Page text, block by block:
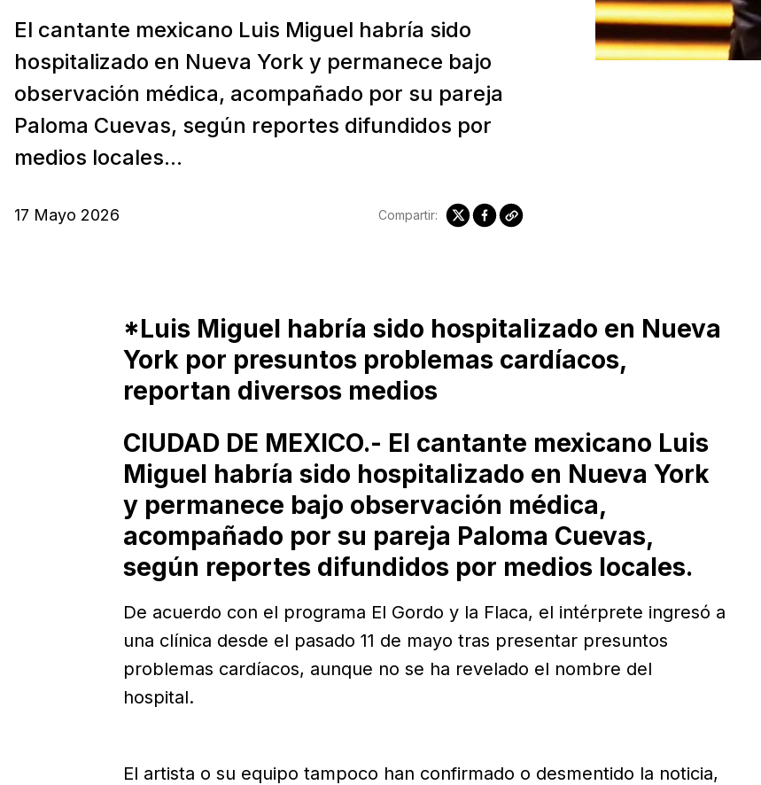
El cantante mexicano Luis Miguel habría sido
hospitalizado en Nueva York y permanece bajo
observación médica, acompañado por su pareja
Paloma Cuevas, según reportes difundidos por
medios locales...
17 Mayo 2026 Compartir:
*Luis Miguel habría sido hospitalizado en Nueva
York por presuntos problemas cardíacos,
reportan diversos medios
CIUDAD DE MEXICO.- El cantante mexicano Luis
Miguel habría sido hospitalizado en Nueva York
y permanece bajo observación médica,
acompañado por su pareja Paloma Cuevas,
según reportes difundidos por medios locales.
De acuerdo con el programa El Gordo y la Flaca, el intérprete ingresó a
una clínica desde el pasado 11 de mayo tras presentar presuntos
problemas cardíacos, aunque no se ha revelado el nombre del
hospital.
El artista o su equipo tampoco han confirmado o desmentido la noticia,